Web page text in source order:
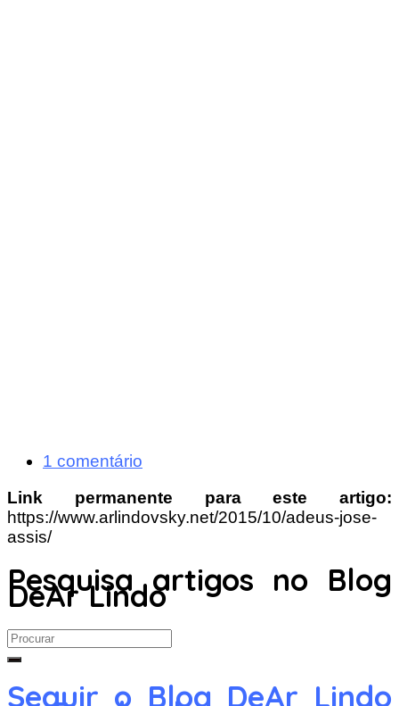
1 comentário
Link permanente para este artigo:
https://www.arlindovsky.net/2015/10/adeus-jose-
assis/
Pesquisa artigos no Blog
DeAr Lindo
Search
for:
Seguir o Blog DeAr Lindo